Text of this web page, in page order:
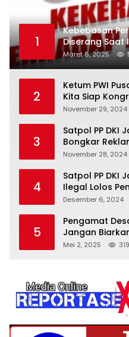
1
Kebebasan
Diserang Saat
Terlarang
Maret 6, 2025
2
Ketum PWI
Kita Siap
Desember 2024
November 29, 2024
3
Satpol PP DKI
Bongkar
November 28, 2024
4
Satpol PP DKI
Ilegal Lolos
Desember 6, 2024
5
Pengamat
Jangan
‘Spa Berkedok
Mei 2, 2025